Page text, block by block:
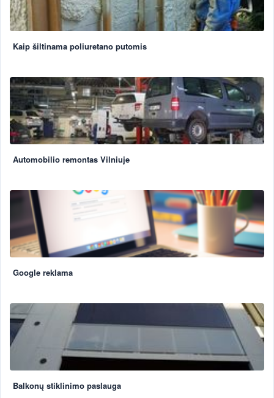
Kaip šiltinama poliuretano putomis
Automobilio remontas Vilniuje
Google reklama
Balkonų stiklinimo paslauga